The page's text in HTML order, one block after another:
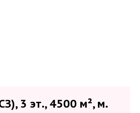
3 эт., 4500 м², м.